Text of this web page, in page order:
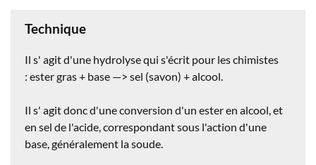
Technique
Il s' agit d'une hydrolyse qui s'écrit pour les chimistes
: ester gras + base —> sel (savon) + alcool.
Il s' agit donc d'une conversion d'un ester en alcool, et
en sel de l'acide, correspondant sous l'action d'une
base, généralement la soude.